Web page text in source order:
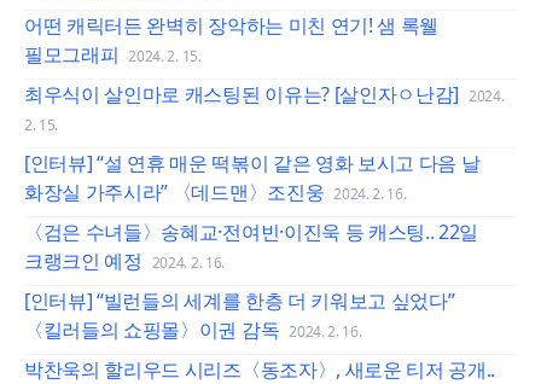
어떤 캐릭터든 완벽히 장악하는 미친 연기! 샘 록웰
필모그래피 2024. 2. 15.
최우식이 살인마로 캐스팅된 이유는? [살인자ㅇ난감] 2024.
2. 15.
[인터뷰] “설 연휴 매운 떡볶이 같은 영화 보시고 다음 날
화장실 가주시라” 〈데드맨〉조진웅 2024. 2. 16.
〈검은 수녀들〉송혜교·전여빈·이진욱 등 캐스팅.. 22일
크랭크인 예정 2024. 2. 16.
[인터뷰] “빌런들의 세계를 한층 더 키워보고 싶었다”
〈킬러들의 쇼핑몰〉이권 감독 2024. 2. 16.
박찬욱의 할리우드 시리즈〈동조자〉, 새로운 티저 공개..